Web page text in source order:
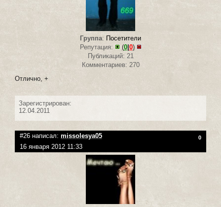
Группа: Посетители
Репутация:
(0| 0)
Публикаций: 21
Комментариев: 270
Отлично, +
Зарегистрирован:
12.04.2011
#26 написал: missolesya05 0
16 января 2012 11:33